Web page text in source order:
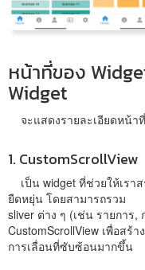
หน้าที่ของ
Widget
จะแสดงรายละเอียดหน้า
1. CustomScrollView
เป็น widget ที่ช่วยให้เราส
ยืดหยุ่น โดยสามารถรวม
sliver ต่าง ๆ (เช่น รายการ
CustomScrollView เพื่อสร้าง
การเลื่อนที่ซับซ้อนมากขึ้น